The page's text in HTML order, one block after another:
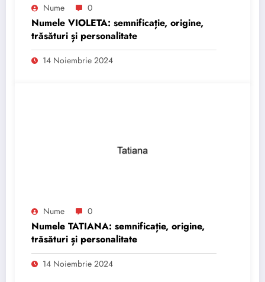
Nume 0
Numele VIOLETA: semnificație, origine,
trăsături și personalitate
14 Noiembrie 2024
Nume 0
Numele TATIANA: semnificație, origine,
trăsături și personalitate
14 Noiembrie 2024